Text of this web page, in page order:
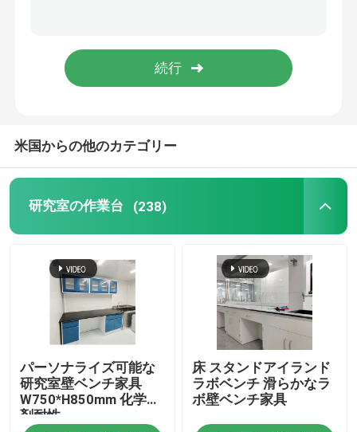
米国からの他のカテゴリー
研究室の作業台 (238)
パーソナライズ可能な
研究室壁ベンチ家具
W750*H850mm 化学物
剤耐性
床 スタンドアイランド
ラボベンチ 滑らかなラ
ボ壁ベンチ家具